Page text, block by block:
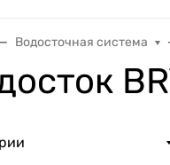
Водосточная система